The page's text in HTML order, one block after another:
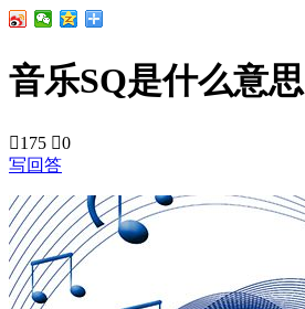
音乐SQ是什么意思
175 0
写回答